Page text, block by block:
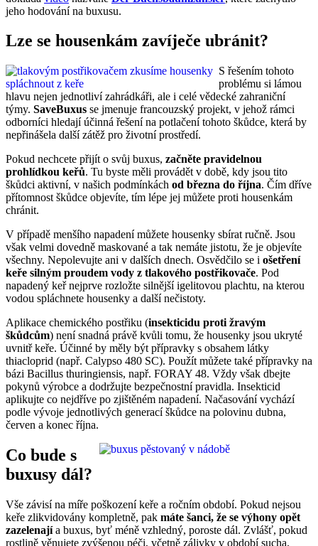
jeho hodování na buxusu.
Lze se housenkám zavíječe ubránit?
S řešením tohoto
problému si lámou
hlavu nejen jednotliví zahrádkáři, ale i celé vědecké zahraniční
týmy. SaveBuxus se jmenuje francouzský projekt, v jehož rámci
odborníci hledají účinná řešení na potlačení tohoto škůdce, která by
nepřinášela další zátěž pro životní prostředí.
Pokud nechcete přijít o svůj buxus, začněte pravidelnou
prohlídkou keřů. Tu byste měli provádět v době, kdy jsou tito
škůdci aktivní, v našich podmínkách od března do října. Čím dříve
přítomnost škůdce objevíte, tím lépe jej můžete proti housenkám
chránit.
V případě menšího napadení můžete housenky sbírat ručně. Jsou
však velmi dovedně maskované a tak nemáte jistotu, že je objevíte
všechny. Nepolevujte ani v dalších dnech. Osvědčilo se i ošetření
keře silným proudem vody z tlakového postřikovače. Pod
napadený keř nejprve rozložte silnější igelitovou plachtu, na kterou
vodou spláchnete housenky a další nečistoty.
Aplikace chemického postřiku (insekticidu proti žravým
škůdcům) není snadná právě kvůli tomu, že housenky jsou ukryté
uvnitř keře. Účinné by měly být přípravky s obsahem látky
thiacloprid (např. Calypso 480 SC). Použít můžete také přípravky na
bázi Bacillus thuringiensis, např. FORAY 48. Vždy však dbejte
pokynů výrobce a dodržujte bezpečnostní pravidla. Insekticid
aplikujte co nejdříve po zjištěném napadení. Načasování vychází
podle vývoje jednotlivých generací škůdce na polovinu dubna,
červen a konec října.
Co bude s
buxusy dál?
Vše závisí na míře poškození keře a ročním období. Pokud nejsou
keře zlikvidovány kompletně, pak máte šanci, že se výhony opět
zazelenajía buxus, byť méně vzhledný, poroste dál. Zvlášť, pokud
rostlině věnujete zvýšenou péči, včetně zálivky v období sucha.